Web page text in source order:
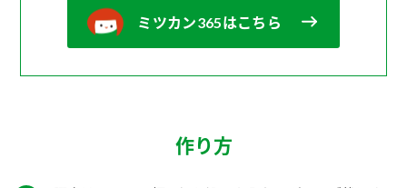
ミツカン365はこちら
作り方